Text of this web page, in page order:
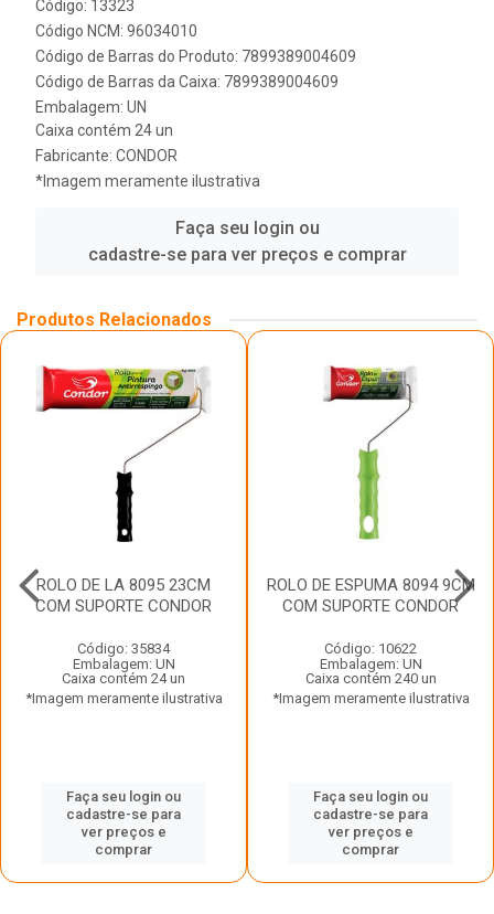
Código: 13323
Código NCM: 96034010
Código de Barras do Produto: 7899389004609
Código de Barras da Caixa: 7899389004609
Embalagem: UN
Caixa contém 24 un
Fabricante: CONDOR
*Imagem meramente ilustrativa
Faça seu login ou
cadastre-se para ver preços e comprar
Produtos Relacionados
ROLO DE LA 8095 23CM
COM SUPORTE CONDOR
Código: 35834
Embalagem: UN
Caixa contém 24 un
*Imagem meramente ilustrativa
Faça seu login ou
cadastre-se para
ver preços e
comprar
ROLO DE ESPUMA 8094 9CM
COM SUPORTE CONDOR
Código: 10622
Embalagem: UN
Caixa contém 240 un
*Imagem meramente ilustrativa
Faça seu login ou
cadastre-se para
ver preços e
comprar